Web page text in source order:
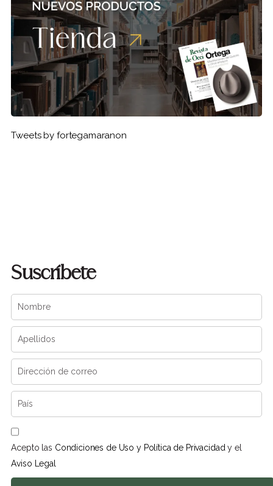
Tweets by fortegamaranon
Suscríbete
Acepto las Condiciones de Uso y Política de Privacidady el
Aviso Legal